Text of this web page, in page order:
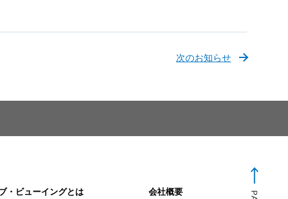
次のお知らせ
・ビューイングとは 会社概要